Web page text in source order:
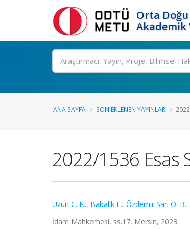
Orta
Akademik
Ara
ANA SAYFA SON EKLENEN YAYINLAR
2022/1536 Esas
Uzun C. N., Babalık E., Özdemir Sarı Ö. B.
İdare Mahkemesi, ss.17, Mersin, 2023